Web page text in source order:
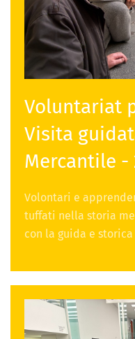
Voluntariat
Visita
Mercantile -
Volontari e
tuffati nella storia
con la guida e